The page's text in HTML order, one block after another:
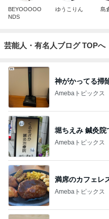
BEYOOOOO
NDS
ゆうこりん 島
芸能人・有名人ブログ TOPへ
神がかってる掃
Amebaトピックス
堀ちえみ 鍼灸院
Amebaトピックス
満席のカフェレ
Amebaトピックス